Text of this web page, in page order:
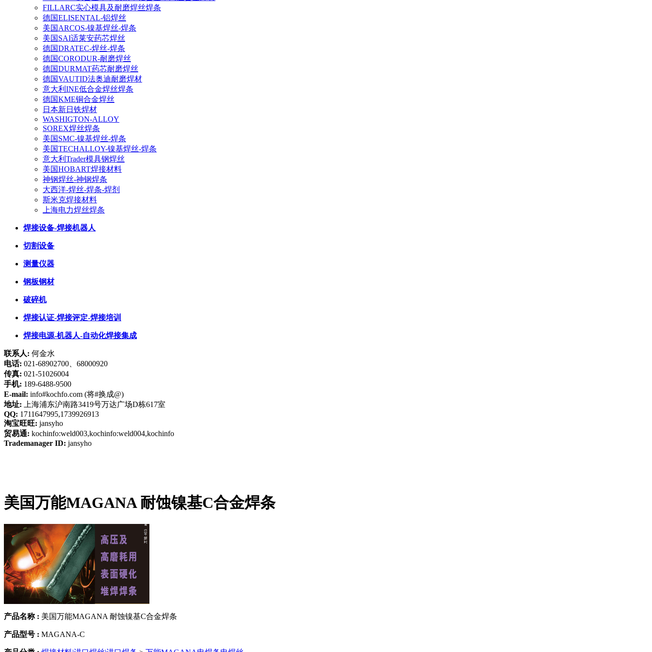
FILLARC实心模具及耐磨焊丝焊条
德国ELISENTAL-铝焊丝
美国ARCOS-镍基焊丝-焊条
美国SAI适莱安药芯焊丝
德国DRATEC-焊丝-焊条
德国CORODUR-耐磨焊丝
德国DURMAT药芯耐磨焊丝
德国VAUTID法奥迪耐磨焊材
意大利INE低合金焊丝焊条
德国KME铜合金焊丝
日本新日铁焊材
WASHIGTON-ALLOY
SOREX焊丝焊条
美国SMC-镍基焊丝-焊条
美国TECHALLOY-镍基焊丝-焊条
意大利Trader模具钢焊丝
美国HOBART焊接材料
神钢焊丝-神钢焊条
大西洋-焊丝-焊条-焊剂
斯米克焊接材料
上海电力焊丝焊条
焊接设备-焊接机器人
切割设备
测量仪器
钢板钢材
破碎机
焊接认证-焊接评定-焊接培训
焊接电源-机器人-自动化焊接集成
联系人: 何金水
电话: 021-68902700、68000920
传真: 021-51026004
手机: 189-6488-9500
E-mail: info#kochfo.com (将#换成@)
地址: 上海浦东沪南路3419号万达广场D栋617室
QQ: 1711647995,1739926913
淘宝旺旺: jansyho
贸易通: kochinfo:weld003,kochinfo:weld004,kochinfo
Trademanager ID: jansyho
美国万能MAGANA 耐蚀镍基C合金焊条
产品名称 : 美国万能MAGANA 耐蚀镍基C合金焊条
产品型号 : MAGANA-C